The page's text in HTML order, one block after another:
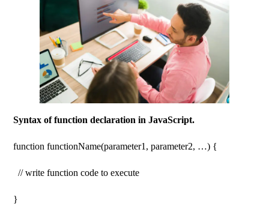
Syntax of function declaration in JavaScript.
function functionName(parameter1, parameter2, …) {
// write function code to execute
}